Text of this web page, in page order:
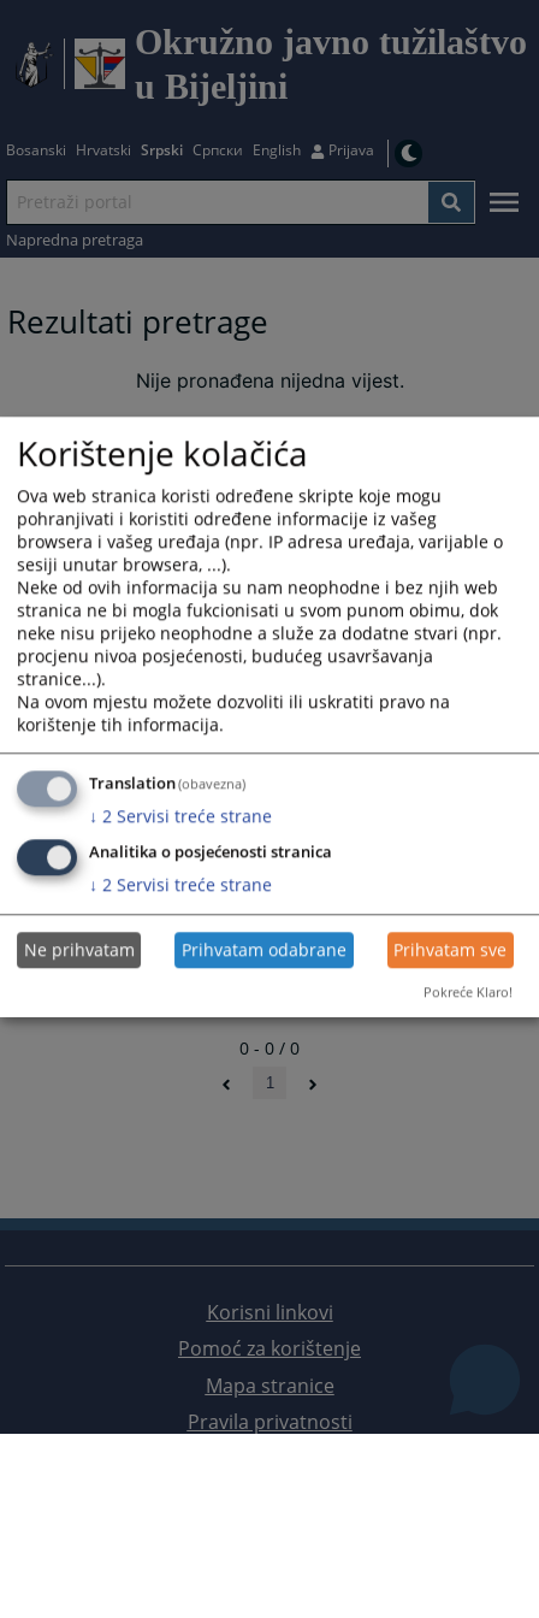
Okružno javno tužilaštvo
u Bijeljini
Bosanski Hrvatski Srpski Српски English Prijava
Napredna pretraga
Rezultati pretrage
Nije pronađena nijedna vijest.
0 - 0 / 0
1
Korisni linkovi
Pomoć za korištenje
Mapa stranice
Pravila privatnosti
Korištenje kolačića
Ova web stranica koristi određene skripte koje mogu
pohranjivati i koristiti određene informacije iz vašeg
browsera i vašeg uređaja (npr. IP adresa uređaja, varijable o
sesiji unutar browsera, ...).
Neke od ovih informacija su nam neophodne i bez njih web
stranica ne bi mogla fukcionisati u svom punom obimu, dok
neke nisu prijeko neophodne a služe za dodatne stvari (npr.
procjenu nivoa posjećenosti, budućeg usavršavanja
stranice...).
Na ovom mjestu možete dozvoliti ili uskratiti pravo na
korištenje tih informacija.
Translation(obavezna)
↓ 2 Servisi treće strane
Analitika o posjećenosti stranica
↓ 2 Servisi treće strane
Ne prihvatam Prihvatam odabrane Prihvatam sve
Pokreće Klaro!